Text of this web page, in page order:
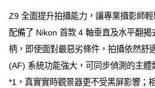
Z9 全面提升拍攝能力，讓專業攝影師
配備了 Nikon 首款 4 軸垂直及水平翻
柄，即使面對最惡劣條件，拍攝依然舒
(AF) 系統功能強大，可同步偵測的主
*1，真實實時觀景器更不受黑屏影響；